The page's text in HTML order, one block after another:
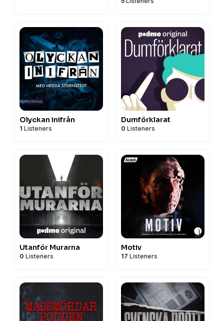
Olyckan inifrån
1 Listeners
Dumförklarat
0 Listeners
Utanför Murarna
0 Listeners
Motiv
17 Listeners